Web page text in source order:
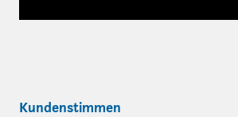
Kundenstimmen